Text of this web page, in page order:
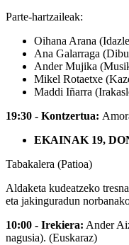
Parte-hartzaileak:
Oihana Arana
Ana Galarraga
Ander Mujika
Mikel Rotaetxe
Maddi Iñarra
19:30 - Kontzertua:
EKAINAK 19,
Tabakalera (Patioa)
Aldaketa kudeatzeko
eta jakinguradun
10:00 - Irekiera: Ander
nagusia). (Euskaraz)